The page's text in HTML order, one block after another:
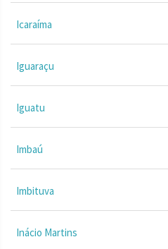
Icaraíma
Iguaraçu
Iguatu
Imbaú
Imbituva
Inácio Martins